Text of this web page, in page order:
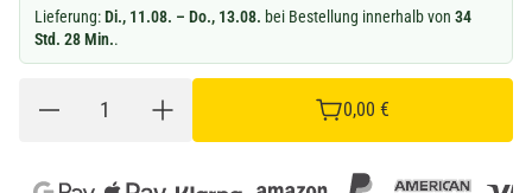
Lieferung:Di., 11.08. – Do., 13.08. bei Bestellung innerhalb von 34
Std. 28 Min..
0,00 €